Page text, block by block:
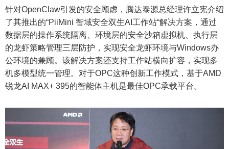
针对OpenClaw引发的安全顾虑，腾达泰源总经理许立宪介绍
了其推出的“PiiMini 智域安全双生AI工作站“解决方案，通过
数据层的操作系统隔离、环境层的安全沙箱虚拟机、执行层
的龙虾策略管理三层防护，实现安全龙虾环境与Windows办
公环境的兼顾。该解决方案还支持工作站横向扩容，实现多
机多模型统一管理。对于OPC这种创新工作模式，基于AMD
锐龙AI MAX+ 395的智能体主机是最佳OPC承载平台。